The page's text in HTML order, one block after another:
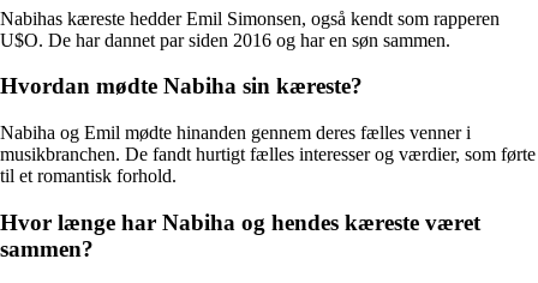
Nabihas kæreste hedder Emil Simonsen, også kendt som rapperen
U$O. De har dannet par siden 2016 og har en søn sammen.
Hvordan mødte Nabiha sin kæreste?
Nabiha og Emil mødte hinanden gennem deres fælles venner i
musikbranchen. De fandt hurtigt fælles interesser og værdier, som førte
til et romantisk forhold.
Hvor længe har Nabiha og hendes kæreste været
sammen?